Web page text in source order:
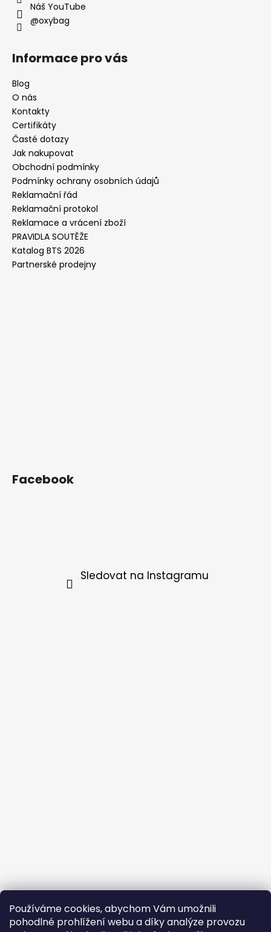
Používáme cookies, abychom Vám umožnili
pohodlné prohlížení webu a díky analýze provozu
Náš YouTube
@oxybag
Informace pro vás
Blog
O nás
Kontakty
Certifikáty
Časté dotazy
Jak nakupovat
Obchodní podmínky
Podmínky ochrany osobních údajů
Reklamační řád
Reklamační protokol
Reklamace a vrácení zboží
PRAVIDLA SOUTĚŽE
Katalog BTS 2026
Partnerské prodejny
Facebook
Sledovat na Instagramu